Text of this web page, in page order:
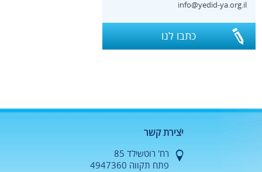
info@yedid-ya.org.il
כתבו לנו
יצירת קשר
רח' רוטשילד 85
פתח תקווה 4947360